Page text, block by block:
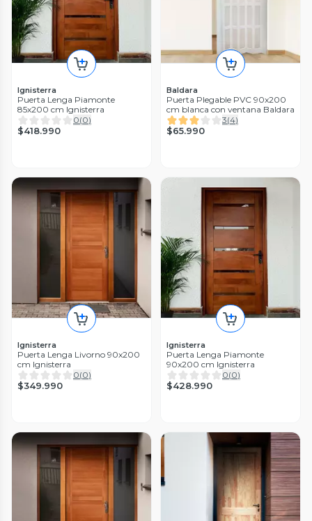
Ignisterra
Puerta Lenga Piamonte
85x200 cm Ignisterra
0(0)
$418.990
Baldara
Puerta Plegable PVC 90x200
cm blanca con ventana Baldara
3(4)
$65.990
Ignisterra
Puerta Lenga Livorno 90x200
cm Ignisterra
0(0)
$349.990
Ignisterra
Puerta Lenga Piamonte
90x200 cm Ignisterra
0(0)
$428.990